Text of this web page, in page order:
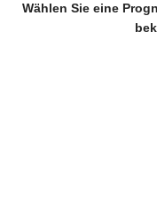
Wählen Sie eine